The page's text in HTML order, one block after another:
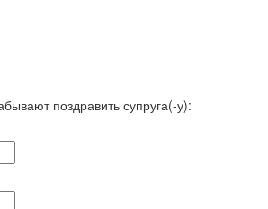
поздравить супруга(-у):